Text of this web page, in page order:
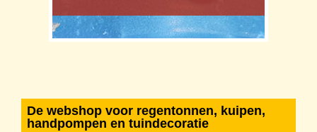
De webshop voor regentonnen, kuipen,
handpompen en tuindecoratie